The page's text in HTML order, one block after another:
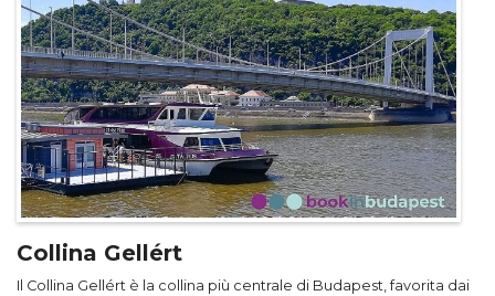
Collina Gellért
Il Collina Gellért è la collina più centrale di Budapest, favorita dai